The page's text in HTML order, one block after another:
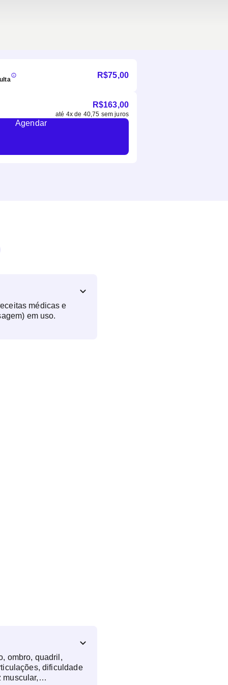
R$75,00
R$163,00
até 4x de 40,75 sem juros
Agendar
médicas e
em uso.
ombro, quadril,
dificuldade
muscular,